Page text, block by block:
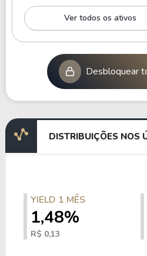
Ver todos os ativos
Desbloquear
DISTRIBUIÇÕES NOS
YIELD 1 MÊS
1,48%
R$ 0,13